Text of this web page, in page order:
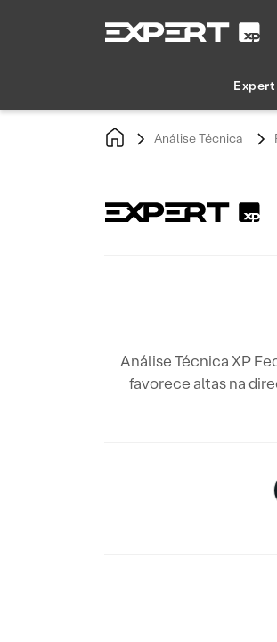
Expert
Análise Técnica
Análise Técnica XP
favorece altas na